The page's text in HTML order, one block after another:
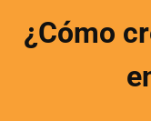
¿Cómo